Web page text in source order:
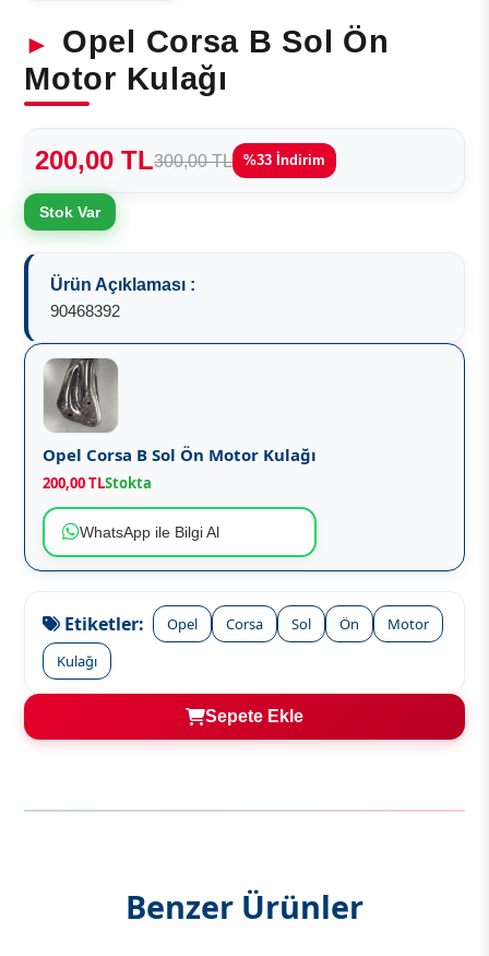
Opel Corsa B Sol Ön
Motor Kulağı
200,00 TL300,00 TL %33 İndirim
Stok Var
Ürün Açıklaması :
90468392
Opel Corsa B Sol Ön Motor Kulağı
200,00 TLStokta
WhatsApp ile Bilgi Al
Etiketler: Opel Corsa Sol Ön
Motor
Kulağı
Sepete Ekle
Benzer Ürünler